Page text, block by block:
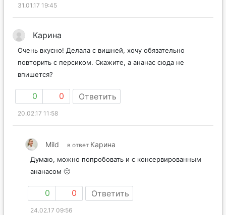
31.01.17 19:45
Карина
Очень вкусно! Делала с вишней, хочу обязательно
повторить с персиком. Скажите, а ананас сюда не
впишется?
0 0 Ответить
20.02.17 11:58
Mild в ответ Карина
Думаю, можно попробовать и с консервированным
ананасом 🙂
0 0 Ответить
24.02.17 09:56